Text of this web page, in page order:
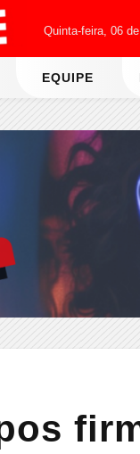
Quinta-feira, 06
EQUIPE